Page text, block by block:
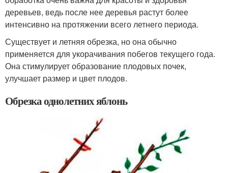
деревьев, ведь после нее деревья растут более
интенсивно на протяжении всего летнего периода.
Существует и летняя обрезка, но она обычно
применяется для укорачивания побегов текущего года.
Она стимулирует образование плодовых почек,
улучшает размер и цвет плодов.
Обрезка однолетних яблонь